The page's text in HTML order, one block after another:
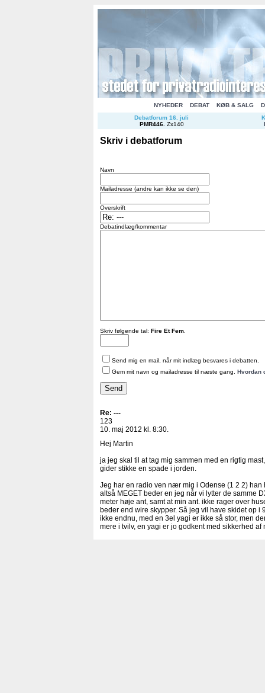
NYHEDER DEBAT KØB & SALG
Debatforum 16. juli
PMR446. Zx140
Skriv i debatforum
Navn
Mailadresse (andre kan ikke se den)
Overskrift
Debatindlæg/kommentar
Skriv følgende tal: Fire Et Fem
Send mig en mail, når mit indlæg besvares i debatten.
Gem mit navn og mailadresse til næste gang. Hvordan
Re: ---
123
10. maj 2012 kl. 8:30.
Hej Martin
ja jeg skal til at tag mig sammen med en rigtig
gider stikke en spade i jorden.
Jeg har en radio ven nær mig i Odense (1 2 2) han
altså MEGET beder en jeg når vi lytter de samme
meter høje ant, samt at min ant. ikke rager over
beder end wire skypper. Så jeg vil have skidet op i
ikke endnu, med en 3el yagi er ikke så stor, men
mere i tvilv, en yagi er jo godkent med sikkerhed af